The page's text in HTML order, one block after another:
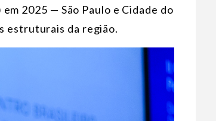
2025 — São Paulo e Cidade do
estruturais da região.